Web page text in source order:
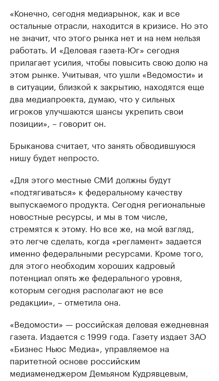
«Конечно, сегодня медиарынок, как и все
остальные отрасли, находится в кризисе. Но это
не значит, что этого рынка нет и на нем нельзя
работать. И «Деловая газета-Юг» сегодня
прилагает усилия, чтобы повысить свою долю на
этом рынке. Учитывая, что ушли «Ведомости» и
в ситуации, близкой к закрытию, находятся еще
два медиапроекта, думаю, что у сильных
игроков улучшаются шансы укрепить свои
позиции», – говорит он.
Брыканова считает, что занять обводившуюся
нишу будет непросто.
«Для этого местные СМИ должны будут
«подтягиваться» к федеральному качеству
выпускаемого продукта. Сегодня региональные
новостные ресурсы, и мы в том числе,
стремятся к этому. Но все же, на мой взгляд,
это легче сделать, когда «регламент» задается
именно федеральными ресурсами. Кроме того,
для этого необходим хороших кадровый
потенциал опять же федерального уровня,
которым сегодня располагают не все
редакции», – отметила она.
«Ведомости» — российская деловая ежедневная
газета. Издается с 1999 года. Газету издает ЗАО
«Бизнес Ньюс Медиа», управляемое на
паритетной основе российским
медиаменеджером Демьяном Кудрявцевым,